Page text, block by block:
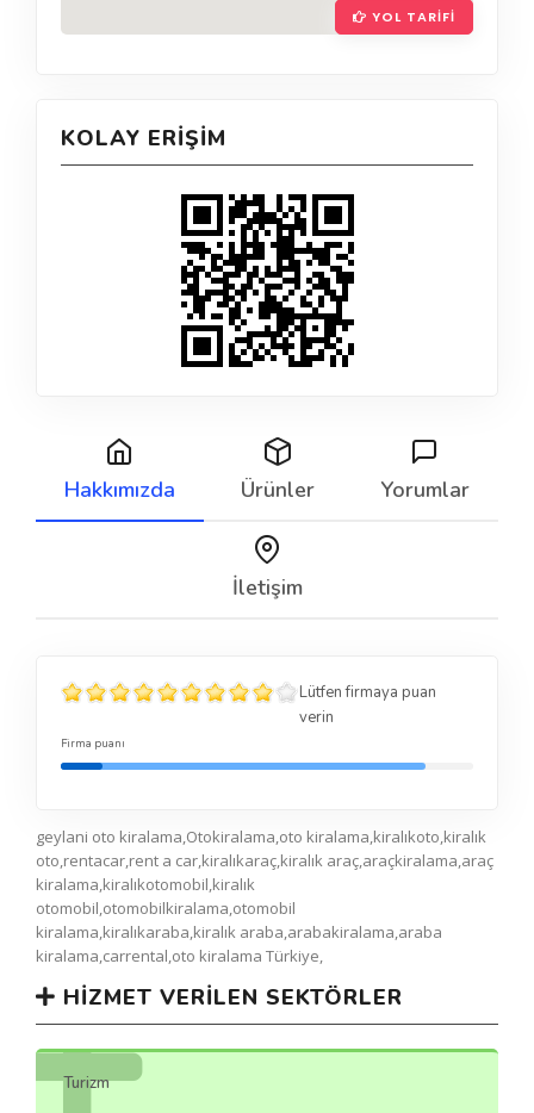
YOL TARIFI
KOLAY ERIŞIM
Hakkımızda Ürünler Yorumlar
İletişim
Lütfen firmaya puan
verin
Firma puanı
geylani oto kiralama,Otokiralama,oto kiralama,kiralıkoto,kiralık
oto,rentacar,rent a car,kiralıkaraç,kiralık araç,araçkiralama,araç
kiralama,kiralıkotomobil,kiralık
otomobil,otomobilkiralama,otomobil
kiralama,kiralıkaraba,kiralık araba,arabakiralama,araba
kiralama,carrental,oto kiralama Türkiye,
HIZMET VERILEN SEKTÖRLER
Turizm